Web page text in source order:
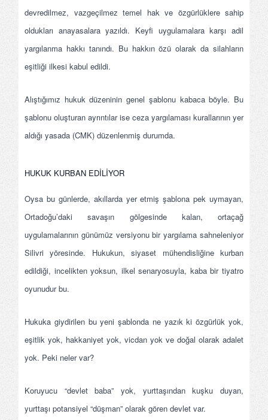
devredilmez, vazgeçilmez temel hak ve özgürlüklere sahip
oldukları anayasalara yazıldı. Keyfi uygulamalara karşı adil
yargılanma hakkı tanındı. Bu hakkın özü olarak da silahların
eşitliği ilkesi kabul edildi.
Alıştığımız hukuk düzeninin genel şablonu kabaca böyle. Bu
şablonu oluşturan ayrıntılar ise ceza yargılaması kurallarının yer
aldığı yasada (CMK) düzenlenmiş durumda.
HUKUK KURBAN EDİLİYOR
Oysa bu günlerde, akıllarda yer etmiş şablona pek uymayan,
Ortadoğu’daki savaşın gölgesinde kalan, ortaçağ
uygulamalarının günümüz versiyonu bir yargılama sahneleniyor
Silivri yöresinde. Hukukun, siyaset mühendisliğine kurban
edildiği, incelikten yoksun, ilkel senaryosuyla, kaba bir tiyatro
oyunudur bu.
Hukuka giydirilen bu yeni şablonda ne yazık ki özgürlük yok,
eşitlik yok, hakkaniyet yok, vicdan yok ve doğal olarak adalet
yok. Peki neler var?
Koruyucu “devlet baba” yok, yurttaşından kuşku duyan,
yurttaşı potansiyel “düşman” olarak gören devlet var.